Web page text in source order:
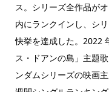
ス。シリーズ全作品が
内にランクインし、シ
快挙を達成した。2022
ス・ドアンの島」主題
ンダムシリーズの映画